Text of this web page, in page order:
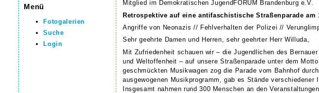
Menü
Fotogalerien
Suche
Login
Mitglied im Demokratischen JugendFORUM Brandenburg e.V.
Retrospektive auf eine antifaschistische Straßenparade
Angriffe von Neonazis // Fehlverhalten der Polizei //
Sehr geehrte Damen und Herren, sehr geehrter Herr Willuda,
Mit Zufriedenheit schauen wir – die Jugendlichen des
und Weltoffenheit – auf unsere Straßenparade unter dem
geschmückten Musikwagen zog die Parade vom Bahnhof
ausgewogenen Musikprogramm, gab es Stände
Insgesamt nahmen rund 300 Menschen an den